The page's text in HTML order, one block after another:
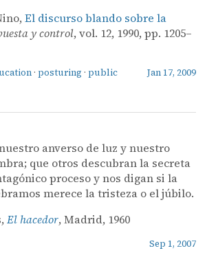
El discurso blando sobre la
y control, vol. 12, 1990, pp. 1205–
· posturing · public
Jan 17, 2009
anverso de luz y nuestro
que otros descubran la secreta
proceso y nos digan si la
merece la tristeza o el júbilo.
El hacedor, Madrid, 1960
Sep 1, 2007